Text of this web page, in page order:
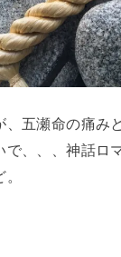
五瀬命の痛み
で、、、神話ロ